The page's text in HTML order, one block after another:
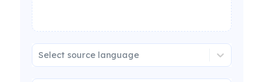
Select source language